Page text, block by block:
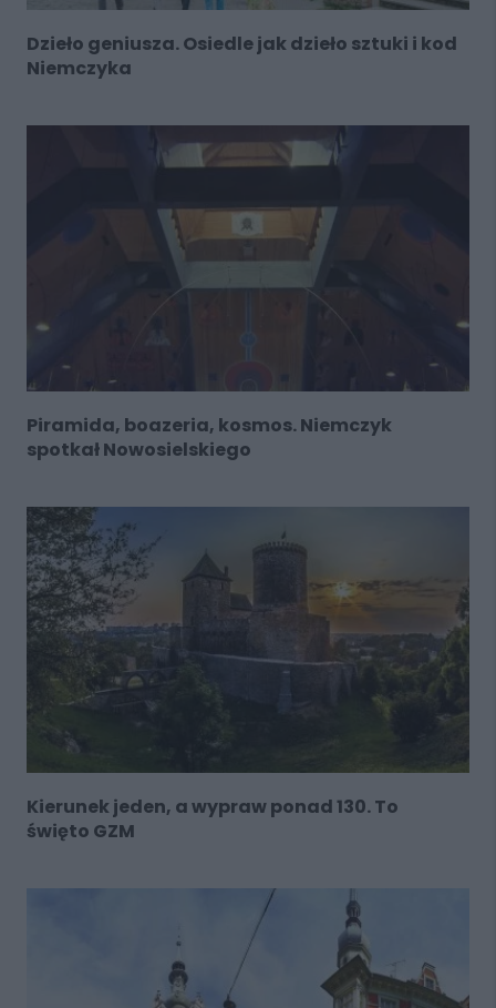
Dzieło geniusza. Osiedle jak dzieło sztuki i kod
Niemczyka
Piramida, boazeria, kosmos. Niemczyk
spotkał Nowosielskiego
Kierunek jeden, a wypraw ponad 130. To
święto GZM